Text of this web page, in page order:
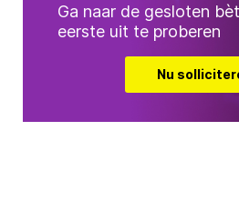
Ga naar de gesloten
eerste uit te proberen
Nu